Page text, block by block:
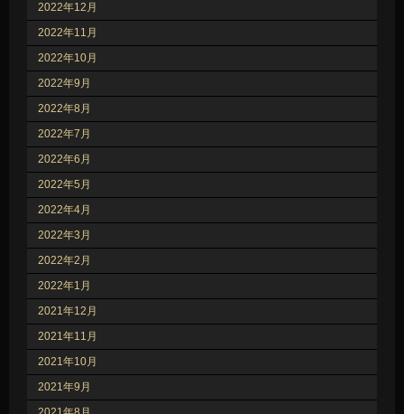
2022年12月
2022年11月
2022年10月
2022年9月
2022年8月
2022年7月
2022年6月
2022年5月
2022年4月
2022年3月
2022年2月
2022年1月
2021年12月
2021年11月
2021年10月
2021年9月